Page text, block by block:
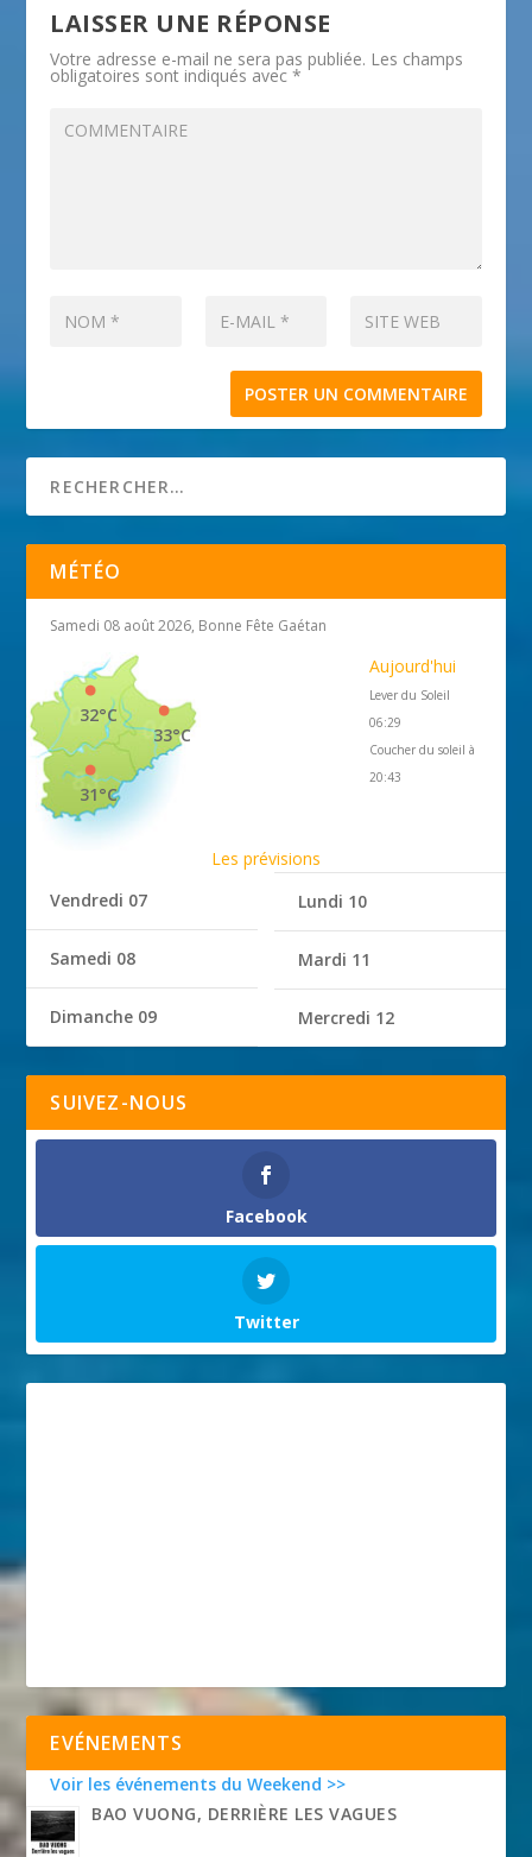
LAISSER UNE RÉPONSE
Votre adresse e-mail ne sera pas publiée. Les champs
obligatoires sont indiqués avec*
MÉTÉO
Samedi 08 août 2026, Bonne Fête Gaétan
33°C
32°C
31°C
Aujourd'hui
Lever du Soleil
06:29
Coucher du soleil à
20:43
Les prévisions
Vendredi 07
Samedi 08
Dimanche 09
Lundi 10
Mardi 11
Mercredi 12
SUIVEZ-NOUS
Facebook
Twitter
EVÉNEMENTS
Voir les événements du Weekend >>
BAO VUONG, DERRIÈRE LES VAGUES